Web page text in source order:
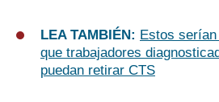
LEA TAMBIÉN: Estos
que trabajadores
puedan retirar CTS